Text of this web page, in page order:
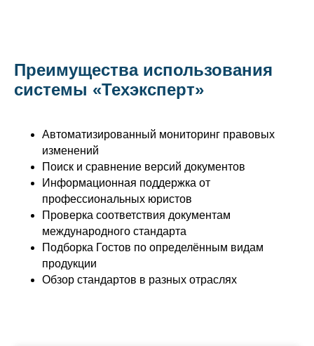
Преимущества использования
системы «Техэксперт»
Автоматизированный мониторинг правовых
изменений
Поиск и сравнение версий документов
Информационная поддержка от
профессиональных юристов
Проверка соответствия документам
международного стандарта
Подборка Гостов по определённым видам
продукции
Обзор стандартов в разных отраслях